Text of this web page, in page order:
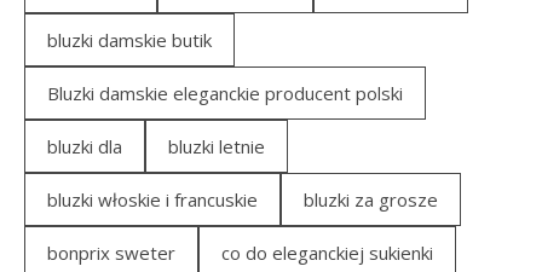
bluzki damskie butik
Bluzki damskie eleganckie producent polski
bluzki dla bluzki letnie
bluzki włoskie i francuskie bluzki za grosze
bonprix sweter co do eleganckiej sukienki